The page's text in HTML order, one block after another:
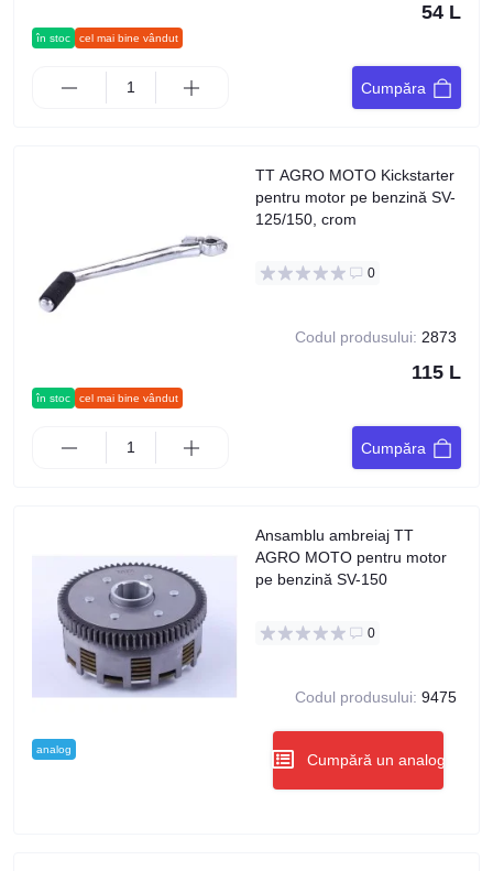
în stoc cel mai bine vândut
54 L
Cumpăra
în stoc cel mai bine vândut
TT AGRO MOTO Kickstarter
pentru motor pe benzină SV-
125/150, crom
0
Codul produsului: 2873
115 L
Cumpăra
analog
Ansamblu ambreiaj TT
AGRO MOTO pentru motor
pe benzină SV-150
0
Codul produsului: 9475
Cumpără un analog